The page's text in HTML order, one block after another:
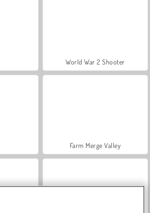
World War 2 Shooter
Farm Merge Valley